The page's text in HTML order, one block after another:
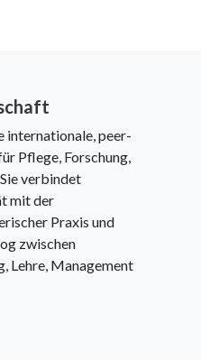
internationale, peer-
Pflege, Forschung,
verbindet
mit der
Praxis und
zwischen
Lehre, Management